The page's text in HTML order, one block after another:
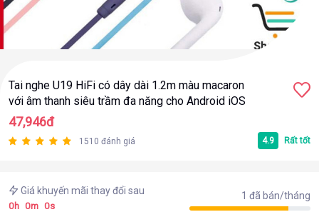
Tai nghe U19 HiFi có dây dài 1.2m màu macaron
với âm thanh siêu trầm đa năng cho Android iOS
47,946đ
1510 đánh giá 4.9 Rất tốt
Giá khuyến mãi thay đổi sau
0 h 0m 0s
1 đã bán/tháng